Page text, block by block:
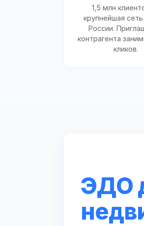
1,5 млн
крупнейшая
России.
контрагента
кликов.
ЭДО